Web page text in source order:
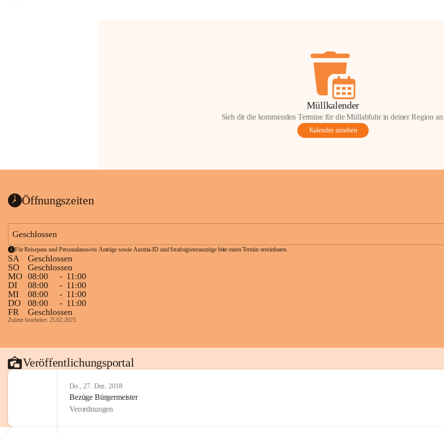
Müllkalender
Sieh dir die kommenden Termine für die Müllabfuhr in deiner Region
Kalender ansehen
Öffnungszeiten
Geschlossen
Für Reisepass und Personalausweis Anträge sowie Austria-ID und Strafregisterauszüge bitte einen Termin vereinbaren.
SA
Geschlossen
SO
Geschlossen
MO 08:00 - 11:00
DI
08:00 - 11:00
MI
08:00 - 11:00
DO
08:00 - 11:00
FR
Geschlossen
Zuletzt bearbeitet: 25.02.2025
Veröffentlichungsportal
Do., 27. Dez. 2018
Bezüge Bürgermeister
Verordnungen